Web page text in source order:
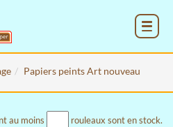
Papiers peints Art nouveau
au moins rouleaux sont en stock.